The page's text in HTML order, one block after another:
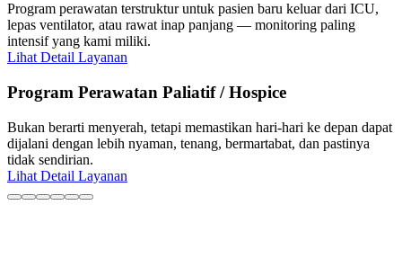
Program perawatan terstruktur untuk pasien baru keluar dari ICU,
lepas ventilator, atau rawat inap panjang — monitoring paling
intensif yang kami miliki.
Lihat Detail Layanan
Program Perawatan Paliatif / Hospice
Bukan berarti menyerah, tetapi memastikan hari-hari ke depan dapat
dijalani dengan lebih nyaman, tenang, bermartabat, dan pastinya
tidak sendirian.
Lihat Detail Layanan